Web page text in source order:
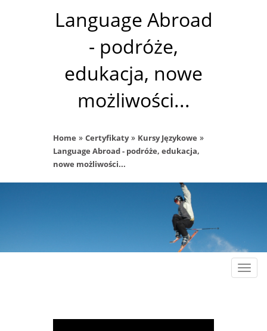
Language Abroad
- podróże,
edukacja, nowe
możliwości...
Home » Certyfikaty» Kursy Językowe »
Language Abroad - podróże, edukacja,
nowe możliwości...